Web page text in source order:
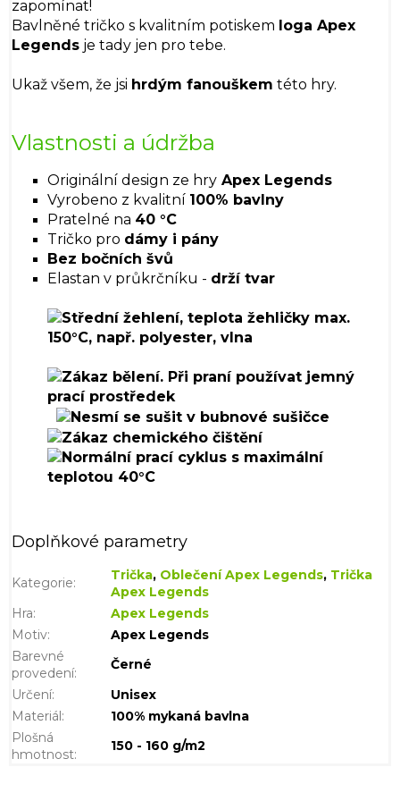
zapomínat!
Bavlněné tričko s kvalitním potiskem loga Apex
Legends je tady jen pro tebe.
Ukaž všem, že jsi hrdým fanouškem této hry.
Vlastnosti a údržba
Originální design ze hry Apex Legends
Vyrobeno z kvalitní 100% bavlny
Pratelné na 40 °C
Tričko pro dámy i pány
Bez bočních švů
Elastan v průkrčníku - drží tvar
Doplňkové parametry
Kategorie: Trička, Oblečení Apex Legends, Trička
Apex Legends
Hra:
Apex Legends
Motiv:
Apex Legends
Barevné
provedení:
Černé
Určení:
Unisex
Materiál:
100% mykaná bavlna
Plošná
hmotnost:
150 - 160 g/m2